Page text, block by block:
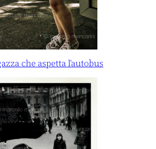
che aspetta l’autobus